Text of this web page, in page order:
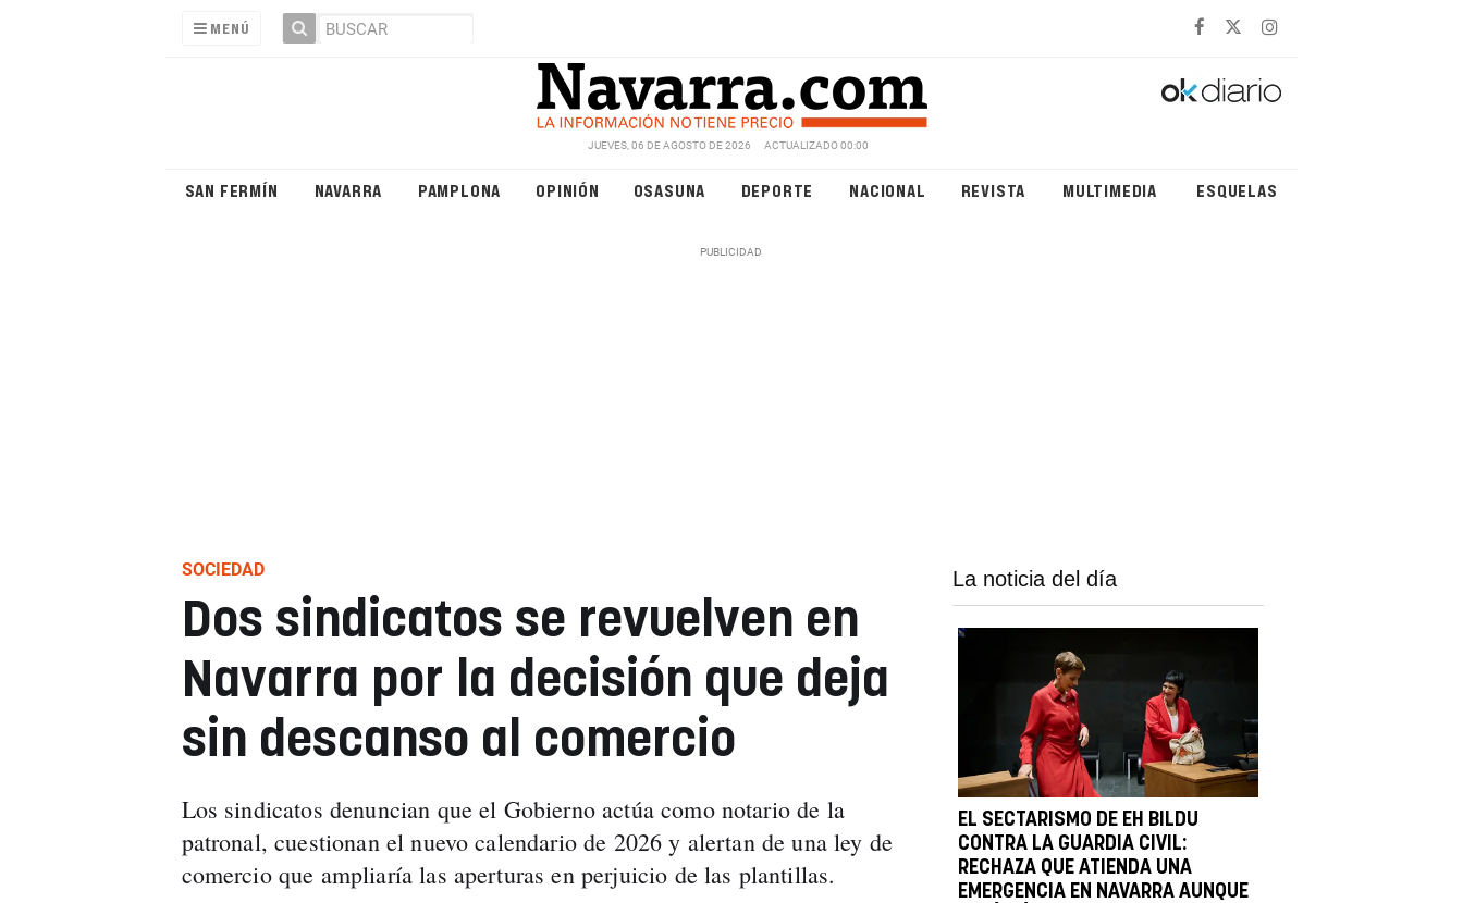
MENÚ
JUEVES, 06 DE AGOSTO DE 2026 ACTUALIZADO 00:00
SAN FERMÍN NAVARRA PAMPLONA OPINIÓN OSASUNA DEPORTE NACIONAL REVISTA MULTIMEDIA ESQUELAS
SOCIEDAD
Dos sindicatos se revuelven en
Navarra por la decisión que deja
sin descanso al comercio
Los sindicatos denuncian que el Gobierno actúa como notario de la
patronal, cuestionan el nuevo calendario de 2026 y alertan de una ley de
comercio que ampliaría las aperturas en perjuicio de las plantillas.
La noticia del día
EL SECTARISMO DE EH BILDU
CONTRA LA GUARDIA CIVIL:
RECHAZA QUE ATIENDA UNA
EMERGENCIA EN NAVARRA AUNQUE